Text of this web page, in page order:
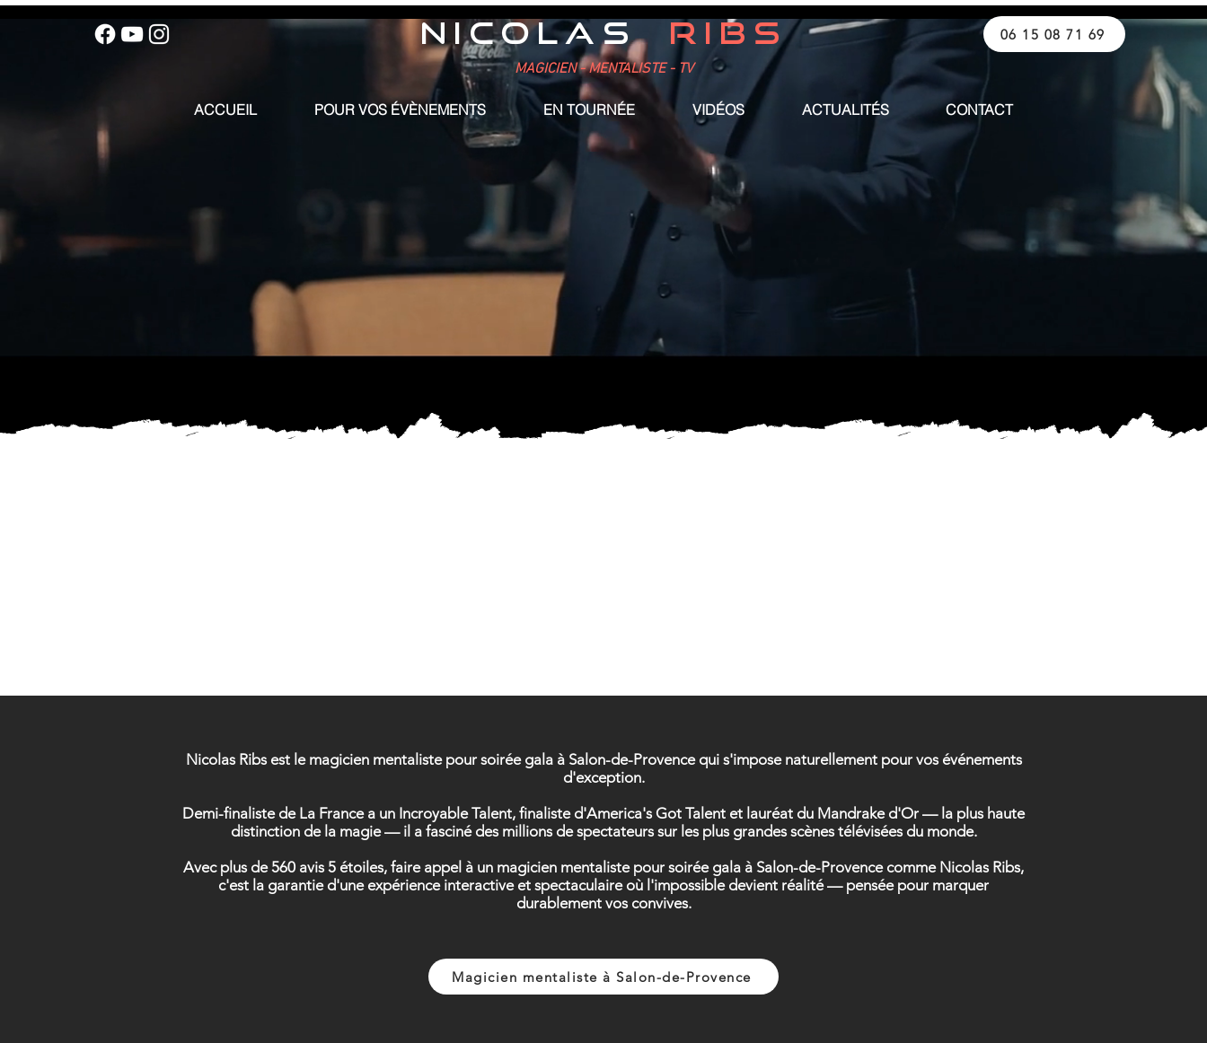
NICOLASRIBS
MAGICIEN - MENTALISTE - TV
06 15 08 71 69
ACCUEIL POUR VOS ÉVÈNEMENTS EN TOURNÉE VIDÉOS ACTUALITÉS CONTACT
Nicolas Ribs est le magicien mentaliste pour soirée gala à Salon-de-Provence qui s'impose naturellement pour vos événements
d'exception.
Demi-finaliste de La France a un Incroyable Talent, finaliste d'America's Got Talent et lauréat du Mandrake d'Or — la plus haute
distinction de la magie — il a fasciné des millions de spectateurs sur les plus grandes scènes télévisées du monde.
Avec plus de 560 avis 5 étoiles, faire appel à un magicien mentaliste pour soirée gala à Salon-de-Provence comme Nicolas Ribs,
c'est la garantie d'une expérience interactive et spectaculaire où l'impossible devient réalité — pensée pour marquer
durablement vos convives.
Magicien mentaliste à Salon-de-Provence